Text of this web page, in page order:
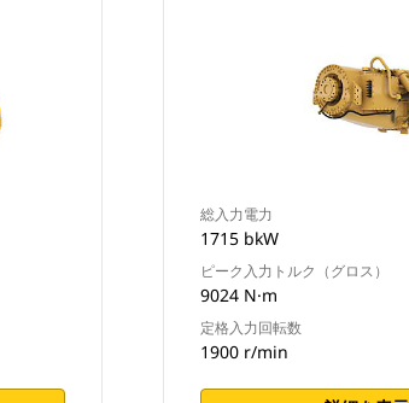
総入力電力
1715 bkW
ピーク入力トルク（グロス）
9024 N·m
定格入力回転数
1900 r/min